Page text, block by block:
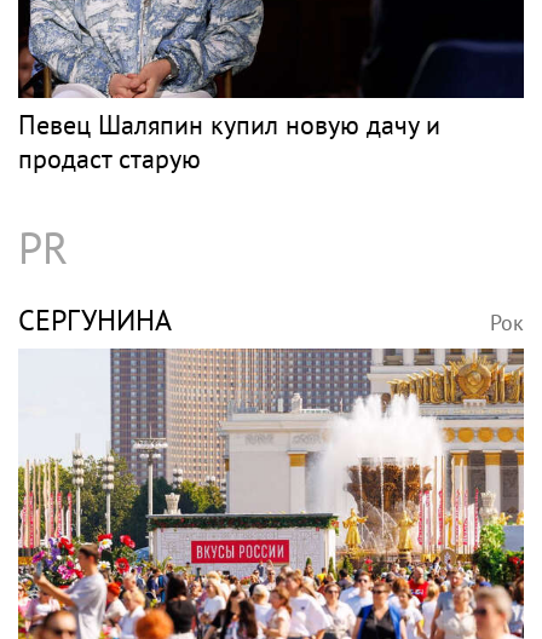
Певец Шаляпин купил новую дачу и
продаст старую
PR
СЕРГУНИНА Рок